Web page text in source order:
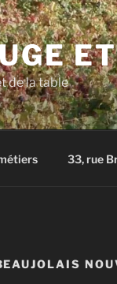
de la table
33, rue